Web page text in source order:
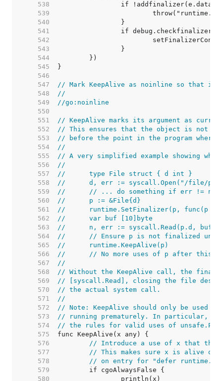
   538
   539
   540
   541
   542
   543
   544
   545
   546
   547
// Mark KeepAlive as noinline so that
   548
//
   549
//go:noinline
   550
   551
// KeepAlive marks its argument as
   552
// This ensures that the object is not
   553
// before the point in the program where
   554
//
   555
// A very simplified example showing
   556
//
   557
//	type File struct { d int }
   558
//	d, err := syscall.Open("/file/
   559
//	// ... do something if err !=
   560
//	p := &File{d}
   561
//	runtime.SetFinalizer(p,
   562
//	var buf [10]byte
   563
//	n, err := syscall.Read(p.d,
   564
//	// Ensure p is not finalized
   565
//	runtime.KeepAlive(p)
   566
//	// No more uses of p after this
   567
//
   568
// Without the KeepAlive call, the
   569
// [syscall.Read], closing the file
   570
// the actual system call.
   571
//
   572
// Note: KeepAlive should only be used
   573
// running prematurely. In particular,
   574
// the rules for valid uses of
   575
   576
// Introduce a use of x that the
   577
// This makes sure x is alive on
   578
// on entry for "defer
   579
   580